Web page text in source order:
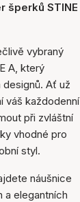
šperků STINE
vybraný
A, který
designů. Ať už
váš každodenní
při zvláštní
vhodné pro
styl.
náušnice
a elegantních